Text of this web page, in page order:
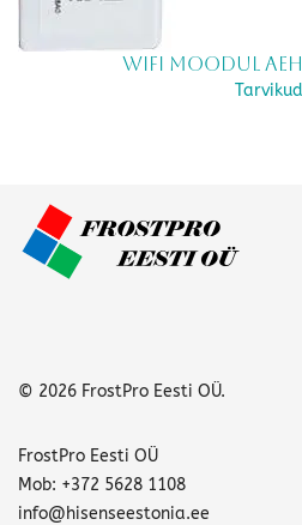
WiFi moodul
Tarvikud
© 2026 FrostPro Eesti OÜ.
FrostPro Eesti OÜ
Mob: +372 5628 1108
info@hisenseestonia.ee